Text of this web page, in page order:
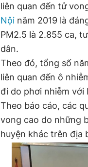
liên quan đến tử
Nội năm 2019 là
PM2.5 là 2.855 ca,
dân.
Theo đó, tổng số
liên quan đến ô
đi do phơi nhiễm với
Theo báo cáo, các
vong cao do những
huyện khác trên địa